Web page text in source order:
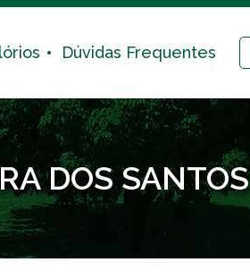
Dúvidas Frequentes
DOS SANTOS